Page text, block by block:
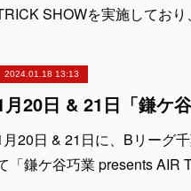
SHOWを実施してお
2024.01.18 13:13
月20日 & 21日に、Bリーグ
「鎌ケ谷巧業 presents AIR